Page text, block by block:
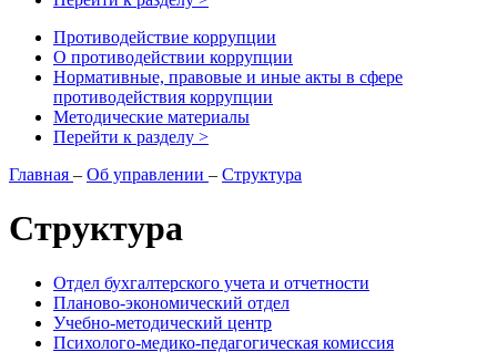
Противодействие коррупции
О противодействии коррупции
Нормативные, правовые и иные акты в сфере
противодействия коррупции
Методические материалы
Перейти к разделу >
Главная – Об управлении – Структура
Структура
Отдел бухгалтерского учета и отчетности
Планово-экономический отдел
Учебно-методический центр
Психолого-медико-педагогическая комиссия